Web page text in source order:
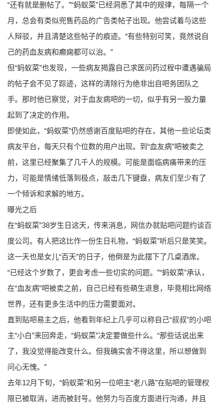
“还有就是删帖了。”“蚂蚁菜”已经洞悉了其中的规律，每隔一个
月，总会有类似兜售药品的广告类帖子出现。他尝试着与这些
人辩驳，并且清楚这些帖子的痕迹。“有些特别可笑，竟然说自
己的药血友病和癫痫都可以治。”
但“蚂蚁菜”也发现，一些病友揭露自己求医问药过程中遭遇骗局
的帖子会不见了踪迹，这样的清除行为绝非出自吧务团队之
手。那时他已察觉，对于血友病吧的一切，似乎有另一股力量
起到了决定的作用。
即使如此，“蚂蚁菜”仍然感谢百度贴吧的存在，其他一些论坛类
病友平台，每天只有个位数的用户出现。到“血友病”吧被卖之
前，这里已经聚集了几千人的规模。可能是面临病痛带来的压
力，可能是情绪低落到极点，敲击几下键盘，病友们至少有了
一个倾诉和求解的地方。
曝光之后
在“蚂蚁菜”38岁生日这天，传来消息，网信办就贴吧问题约谈百
度公司。有人把这比作一份生日礼物，“蚂蚁菜”听后只是笑笑。
这一天也是女儿“百天”的日子，他倒是为此摆下了几桌酒席。
“已经这个岁数了，更会考虑一些切实的问题。”“蚂蚁菜”承认，
在“血友病”吧被卖之前，自己已经有些萌生退意，毕竟相比网络
世界，还有更多生活中的压力需要面对。
直到贴吧易主之后，他看到年纪上几乎可以称自己“叔叔”的小吧
主“小白”来回奔走，“蚂蚁菜”决定要做些什么。“那些话说出来
了，我没觉得能改变什么。但我确实舍不得这里，所以想做到
问心无愧。”
去年12月下旬，“蚂蚁菜”和另一位吧主“老八路”在贴吧的管理权
限已被取消，进而被封号。他努力与百度方面进行沟通，并且